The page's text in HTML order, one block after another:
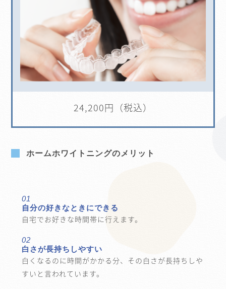
24,200円（税込）
ホームホワイトニングのメリット
01
自分の好きなときにできる
自宅でお好きな時間帯に行えます。
02
白さが長持ちしやすい
白くなるのに時間がかかる分、その白さが長持ちしや
すいと言われています。